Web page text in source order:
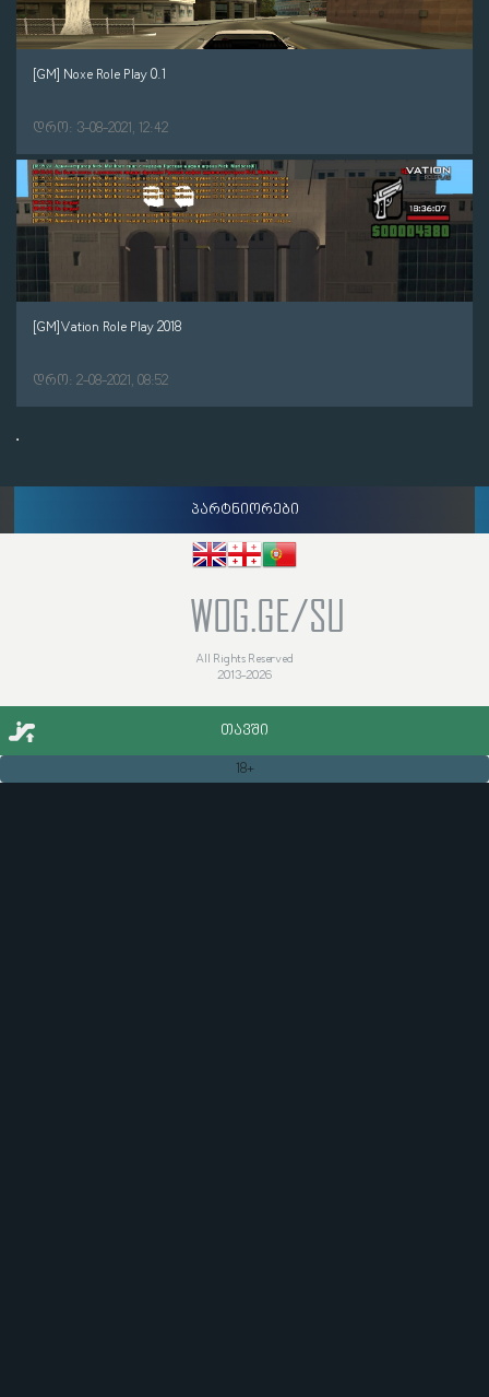
[GM] Noxe Role Play 0.1
დრო: 3-08-2021, 12:42
[GM]Vation Role Play 2018
დრო: 2-08-2021, 08:52
პარტნიორები
WOG.GE/SU
All Rights Reserved
2013-2026
ᲗᲐᲕᲨᲘ
18+